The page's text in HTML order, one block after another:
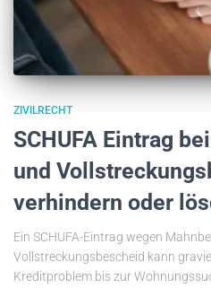
ZIVILRECHT
SCHUFA Eintrag
und
verhindern oder
Ein SCHUFA-Eintrag wegen
Vollstreckungsbescheid kann
Kreditproblem bis zur